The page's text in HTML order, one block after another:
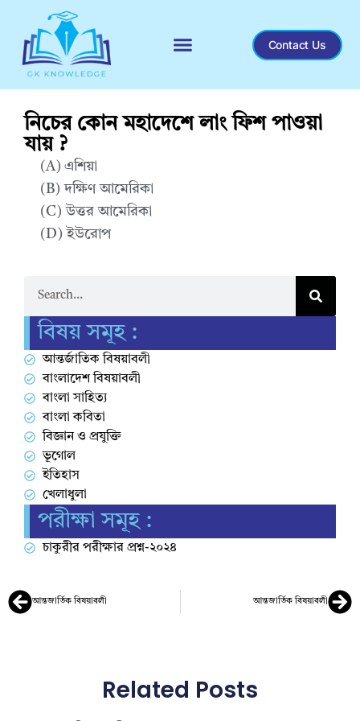
Contact Us
নিচের কোন মহাদেশে লাং ফিশ পাওয়া
যায় ?
(A) এশিয়া
(B) দক্ষিণ আমেরিকা
(C) উত্তর আমেরিকা
(D) ইউরোপ
বিষয় সমূহ :
আন্তর্জাতিক বিষয়াবলী
বাংলাদেশ বিষয়াবলী
বাংলা সাহিত্য
বাংলা কবিতা
বিজ্ঞান ও প্রযুক্তি
ভূগোল
ইতিহাস
খেলাধুলা
পরীক্ষা সমূহ :
চাকুরীর পরীক্ষার প্রশ্ন-২০২৪
আন্তজার্তিক বিষয়াবলী আন্তজার্তিক বিষয়াবলী
Related Posts